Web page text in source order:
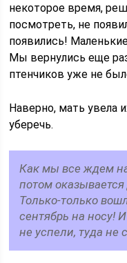
некоторое время,
посмотреть, не
появились!
Мы вернулись еще
птенчиков уже не
Наверно, мать увела
уберечь.
Как мы все ждем
потом
Только-только
сентябрь на носу!
не успели, туда не